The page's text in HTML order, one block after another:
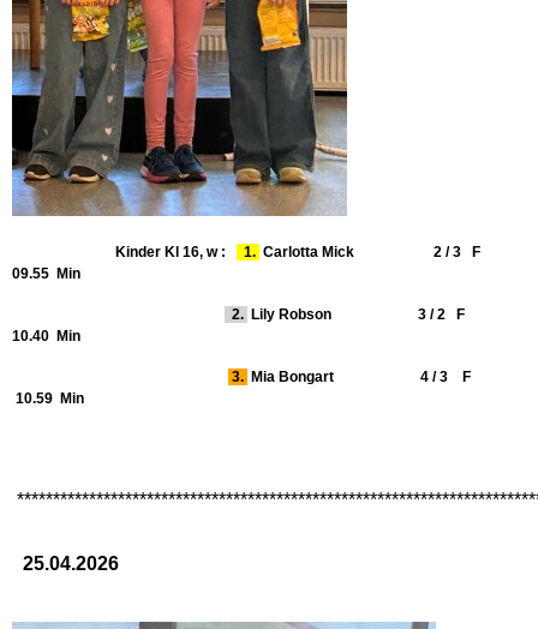
Kinder Kl 16, w : 1. Carlotta Mick 2 / 3 F
09.55 Min
2. Lily Robson 3 / 2 F
10.40 Min
3. Mia Bongart 4 / 3 F
10.59 Min
25.04.2026